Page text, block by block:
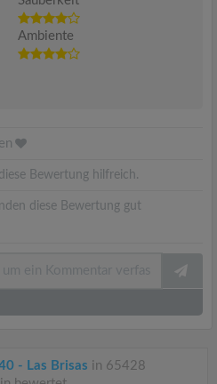
Ambiente
Bewertung hilfreich.
diese Bewertung gut
- Las Brisas in 65428